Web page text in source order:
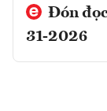
Đón
31-2026